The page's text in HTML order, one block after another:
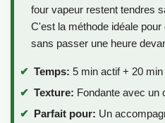
four vapeur restent tendres
C'est la méthode idéale
sans passer une heure
Temps: 5 min actif + 20
Texture: Fondante avec
Parfait pour: Un